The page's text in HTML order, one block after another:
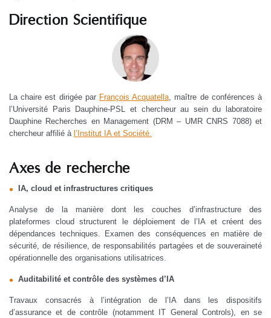
Direction Scientifique
La chaire est dirigée par François Acquatella, maître de conférences à
l’Université Paris Dauphine‑PSL et chercheur au sein du laboratoire
Dauphine Recherches en Management (DRM – UMR CNRS 7088) et
chercheur affilié à l’Institut IA et Société.
Axes de recherche
IA, cloud et infrastructures critiques
Analyse de la manière dont les couches d’infrastructure des
plateformes cloud structurent le déploiement de l’IA et créent des
dépendances techniques. Examen des conséquences en matière de
sécurité, de résilience, de responsabilités partagées et de souveraineté
opérationnelle des organisations utilisatrices.
Auditabilité et contrôle des systèmes d’IA
Travaux consacrés à l’intégration de l’IA dans les dispositifs
d’assurance et de contrôle (notamment IT General Controls), en se